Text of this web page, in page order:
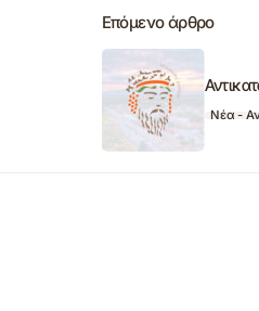
Επόμενο άρθρο
Νέα -